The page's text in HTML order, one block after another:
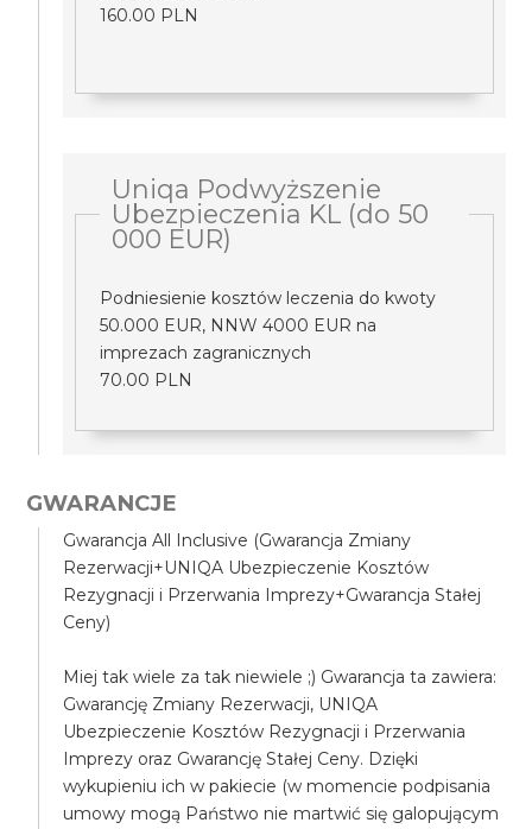
160.00 PLN
Uniqa Podwyższenie
Ubezpieczenia KL (do 50
000 EUR)
Podniesienie kosztów leczenia do kwoty
50.000 EUR, NNW 4000 EUR na
imprezach zagranicznych
70.00 PLN
GWARANCJE
Gwarancja All Inclusive (Gwarancja Zmiany
Rezerwacji+UNIQA Ubezpieczenie Kosztów
Rezygnacji i Przerwania Imprezy+Gwarancja Stałej
Ceny)
Miej tak wiele za tak niewiele ;) Gwarancja ta zawiera:
Gwarancję Zmiany Rezerwacji, UNIQA
Ubezpieczenie Kosztów Rezygnacji i Przerwania
Imprezy oraz Gwarancję Stałej Ceny. Dzięki
wykupieniu ich w pakiecie (w momencie podpisania
umowy mogą Państwo nie martwić się galopującym